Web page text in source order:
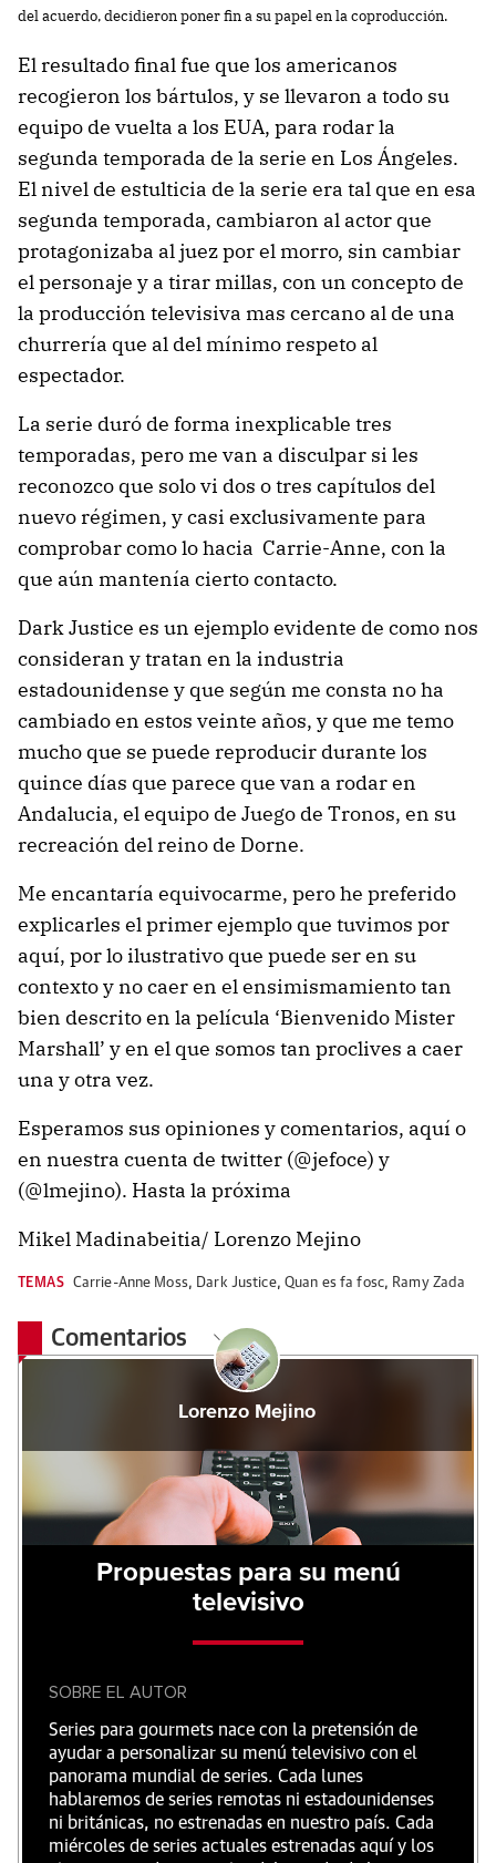
del acuerdo, decidieron poner fin a su papel en la coproducción.
El resultado final fue que los americanos
recogieron los bártulos, y se llevaron a todo su
equipo de vuelta a los EUA, para rodar la
segunda temporada de la serie en Los Ángeles.
El nivel de estulticia de la serie era tal que en esa
segunda temporada, cambiaron al actor que
protagonizaba al juez por el morro, sin cambiar
el personaje y a tirar millas, con un concepto de
la producción televisiva mas cercano al de una
churrería que al del mínimo respeto al
espectador.
La serie duró de forma inexplicable tres
temporadas, pero me van a disculpar si les
reconozco que solo vi dos o tres capítulos del
nuevo régimen, y casi exclusivamente para
comprobar como lo hacia Carrie-Anne, con la
que aún mantenía cierto contacto.
Dark Justice es un ejemplo evidente de como nos
consideran y tratan en la industria
estadounidense y que según me consta no ha
cambiado en estos veinte años, y que me temo
mucho que se puede reproducir durante los
quince días que parece que van a rodar en
Andalucia, el equipo de Juego de Tronos, en su
recreación del reino de Dorne.
Me encantaría equivocarme, pero he preferido
explicarles el primer ejemplo que tuvimos por
aquí, por lo ilustrativo que puede ser en su
contexto y no caer en el ensimismamiento tan
bien descrito en la película ‘Bienvenido Mister
Marshall’ y en el que somos tan proclives a caer
una y otra vez.
Esperamos sus opiniones y comentarios, aquí o
en nuestra cuenta de twitter (@jefoce) y
(@lmejino). Hasta la próxima
Mikel Madinabeitia/ Lorenzo Mejino
TEMAS Carrie-Anne Moss, Dark Justice, Quan es fa fosc, Ramy Zada
Comentarios
Lorenzo Mejino
Propuestas para su menú
televisivo
SOBRE EL AUTOR
Series para gourmets nace con la pretensión de
ayudar a personalizar su menú televisivo con el
panorama mundial de series. Cada lunes
hablaremos de series remotas ni estadounidenses
ni británicas, no estrenadas en nuestro país. Cada
miércoles de series actuales estrenadas aquí y los